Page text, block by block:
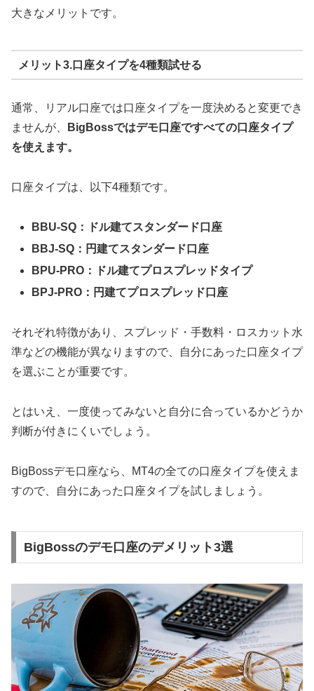
大きなメリットです。
メリット3.口座タイプを4種類試せる
通常、リアル口座では口座タイプを一度決めると変更でき
ませんが、
BigBossではデモ口座ですべての口座タイプ
を使えます。
口座タイプは、以下4種類です。
BBU‐SQ：ドル建てスタンダード口座
BBJ‐SQ：円建てスタンダード口座
BPU‐PRO：ドル建てプロスプレッドタイプ
BPJ‐PRO：円建てプロスプレッド口座
それぞれ特徴があり、スプレッド・手数料・ロスカット水
準などの機能が異なりますので、自分にあった口座タイプ
を選ぶことが重要です。
とはいえ、一度使ってみないと自分に合っているかどうか
判断が付きにくいでしょう。
BigBossデモ口座なら、MT4の全ての口座タイプを使えま
すので、自分にあった口座タイプを試しましょう。
BigBossのデモ口座のデメリット3選